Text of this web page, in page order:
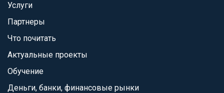
Услуги
Партнеры
Что почитать
Актуальные проекты
Обучение
Деньги, банки, финансовые рынки